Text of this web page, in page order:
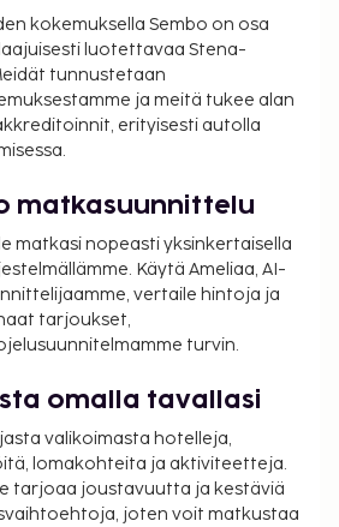
kokemuksella Sembo on osa
luotettavaa Stena-
tunnustetaan
ja meitä tukee alan
erityisesti autolla
matkasuunnittelu
matkasi nopeasti yksinkertaisella
Käytä Ameliaa, AI-
vertaile hintoja ja
tarjoukset,
turvin.
omalla tavallasi
valikoimasta hotelleja,
lomakohteita ja aktiviteetteja.
tarjoaa joustavuutta ja kestäviä
joten voit matkustaa